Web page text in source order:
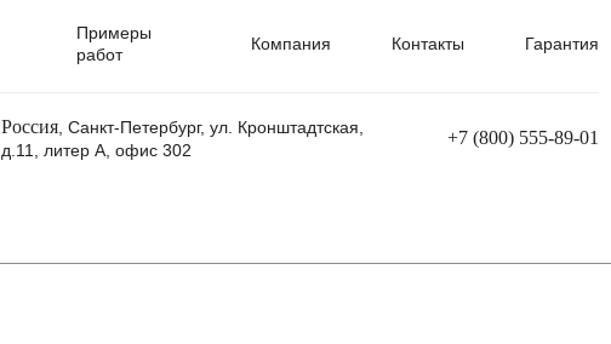
Примеры
работ
Компания Контакты Гарантия
Россия, Санкт-Петербург, ул. Кронштадтская,
д.11, литер А, офис 302
+7 (800) 555-89-01